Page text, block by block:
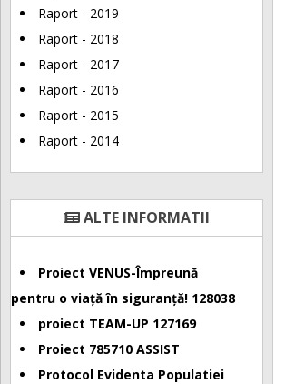
Raport - 2019
Raport - 2018
Raport - 2017
Raport - 2016
Raport - 2015
Raport - 2014
ALTE INFORMATII
Proiect VENUS-Împreună
pentru o viață în siguranță! 128038
proiect TEAM-UP 127169
Proiect 785710 ASSIST
Protocol Evidenta Populatiei